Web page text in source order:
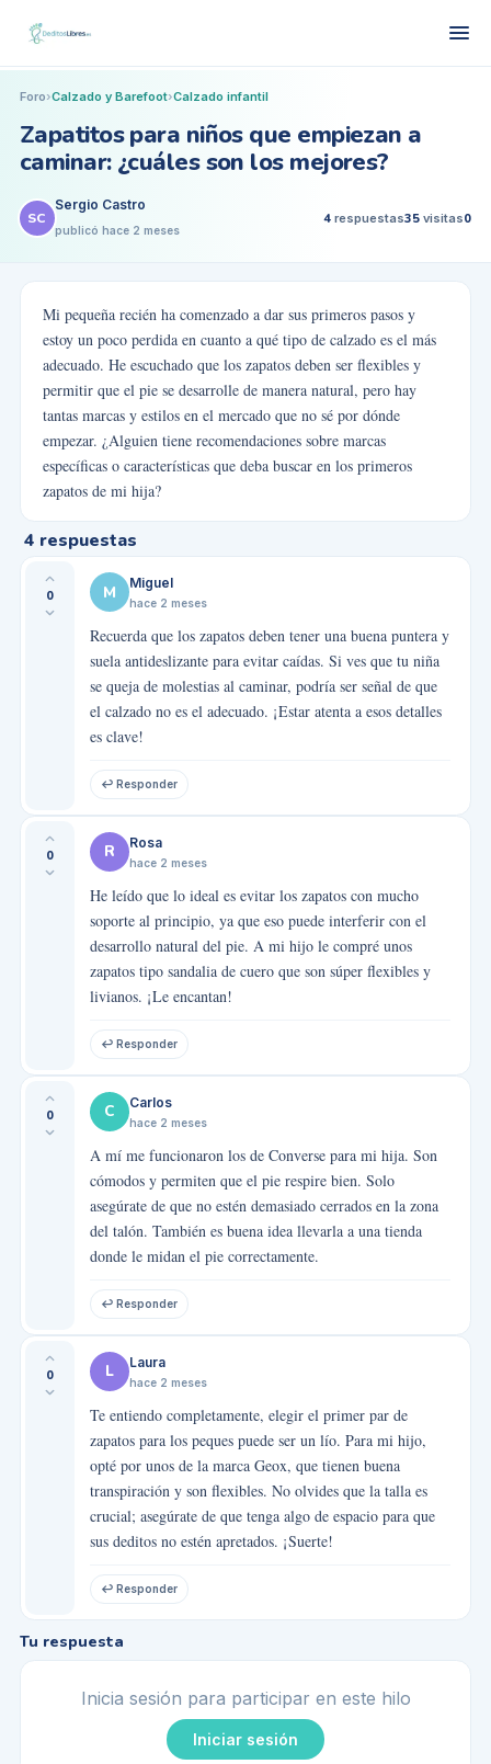
Foro›Calzado y Barefoot›Calzado infantil
Zapatitos para niños que empiezan a
caminar: ¿cuáles son los mejores?
SC
Sergio Castro
publicó hace 2 meses
4 respuestas35 visitas0
Mi pequeña recién ha comenzado a dar sus primeros pasos y
estoy un poco perdida en cuanto a qué tipo de calzado es el más
adecuado. He escuchado que los zapatos deben ser flexibles y
permitir que el pie se desarrolle de manera natural, pero hay
tantas marcas y estilos en el mercado que no sé por dónde
empezar. ¿Alguien tiene recomendaciones sobre marcas
específicas o características que deba buscar en los primeros
zapatos de mi hija?
4 respuestas
0 M Miguel
hace 2 meses
Recuerda que los zapatos deben tener una buena puntera y
suela antideslizante para evitar caídas. Si ves que tu niña
se queja de molestias al caminar, podría ser señal de que
el calzado no es el adecuado. ¡Estar atenta a esos detalles
es clave!
↩ Responder
0 R Rosa
hace 2 meses
He leído que lo ideal es evitar los zapatos con mucho
soporte al principio, ya que eso puede interferir con el
desarrollo natural del pie. A mi hijo le compré unos
zapatos tipo sandalia de cuero que son súper flexibles y
livianos. ¡Le encantan!
↩ Responder
0 C Carlos
hace 2 meses
A mí me funcionaron los de Converse para mi hija. Son
cómodos y permiten que el pie respire bien. Solo
asegúrate de que no estén demasiado cerrados en la zona
del talón. También es buena idea llevarla a una tienda
donde le midan el pie correctamente.
↩ Responder
0 L Laura
hace 2 meses
Te entiendo completamente, elegir el primer par de
zapatos para los peques puede ser un lío. Para mi hijo,
opté por unos de la marca Geox, que tienen buena
transpiración y son flexibles. No olvides que la talla es
crucial; asegúrate de que tenga algo de espacio para que
sus deditos no estén apretados. ¡Suerte!
↩ Responder
Tu respuesta
Inicia sesión para participar en este hilo
Iniciar sesión